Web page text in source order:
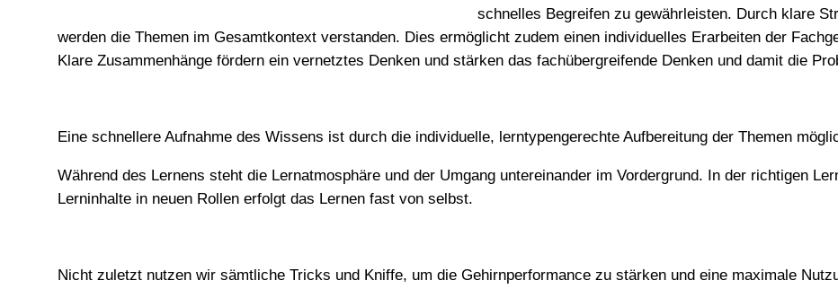
schnelles Begreifen zu gewährleisten. Durch klare
werden die Themen im Gesamtkontext verstanden. Dies ermöglicht zudem einen individuelles Erarbeiten der
Klare Zusammenhänge fördern ein vernetztes Denken und stärken das fachübergreifende Denken und damit die
Eine schnellere Aufnahme des Wissens ist durch die individuelle, lerntypengerechte Aufbereitung der Themen
Während des Lernens steht die Lernatmosphäre und der Umgang untereinander im Vordergrund. In der richtigen
Lerninhalte in neuen Rollen erfolgt das Lernen fast von selbst.
Nicht zuletzt nutzen wir sämtliche Tricks und Kniffe, um die Gehirnperformance zu stärken und eine maximale